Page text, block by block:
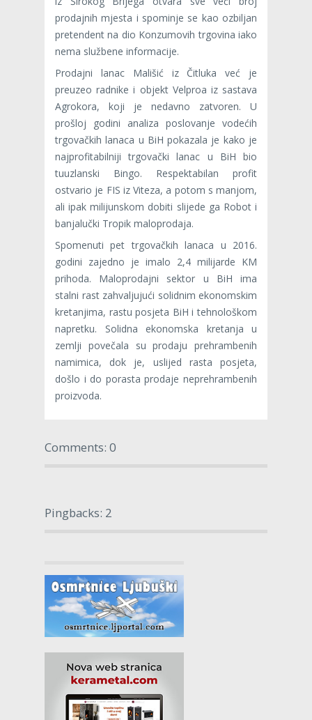
prodajnih mjesta i spominje se kao ozbiljan
pretendent na dio Konzumovih trgovina iako
nema službene informacije.
Prodajni lanac Mališić iz Čitluka već je
preuzeo radnike i objekt Velproa iz sastava
Agrokora, koji je nedavno zatvoren. U
prošloj godini analiza poslovanje vodećih
trgovačkih lanaca u BiH pokazala je kako je
najprofitabilniji trgovački lanac u BiH bio
tuuzlanski Bingo. Respektabilan profit
ostvario je FIS iz Viteza, a potom s manjom,
ali ipak milijunskom dobiti slijede ga Robot i
banjalučki Tropik maloprodaja.
Spomenuti pet trgovačkih lanaca u 2016.
godini zajedno je imalo 2,4 milijarde KM
prihoda. Maloprodajni sektor u BiH ima
stalni rast zahvaljujući solidnim ekonomskim
kretanjima, rastu posjeta BiH i tehnološkom
napretku. Solidna ekonomska kretanja u
zemlji povečala su prodaju prehrambenih
namimica, dok je, uslijed rasta posjeta,
došlo i do porasta prodaje neprehrambenih
proizvoda.
Comments: 0
Pingbacks: 2